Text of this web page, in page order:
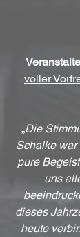
voller
„Die
Schalke
pure
uns
dieses
heute